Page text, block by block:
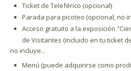
Ticket de Teleférico (opcional)
Parada para picoteo (opcional, no
Acceso gratuito a la exposición
de Visitantes (incluido en tu ticket
no incluye...
Menú (puede adquirirse como